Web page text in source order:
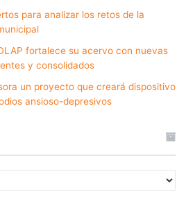
para analizar los retos de la
fortalece su acervo con nuevas
y consolidados
un proyecto que creará dispositivo
ansioso-depresivos